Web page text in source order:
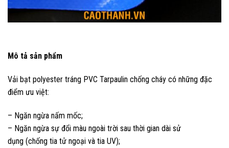
Mô tả sản phẩm
Vải bạt polyester tráng PVC Tarpaulin chống cháy có những đặc
điểm ưu việt:
– Ngăn ngừa nấm mốc;
– Ngăn ngừa sự đổi màu ngoài trời sau thời gian dài sử
dụng (chống tia tử ngoại và tia UV);